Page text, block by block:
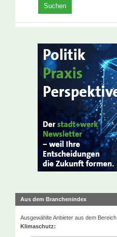
Aus dem Branchenindex
Ausgewählte Anbieter aus dem Bereich
Klimaschutz: